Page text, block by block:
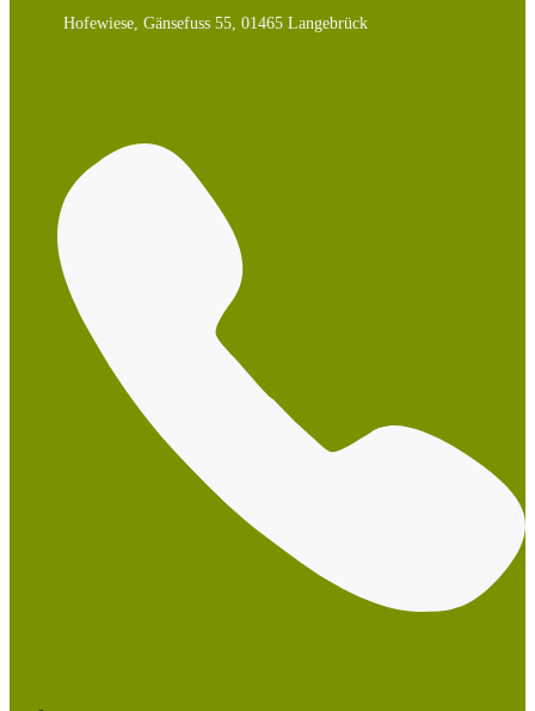
Hofewiese, Gänsefuss 55, 01465 Langebrück